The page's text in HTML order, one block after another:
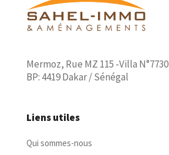
Mermoz, Rue MZ 115 -Villa N°7730
BP: 4419 Dakar / Sénégal
Liens utiles
Qui sommes-nous